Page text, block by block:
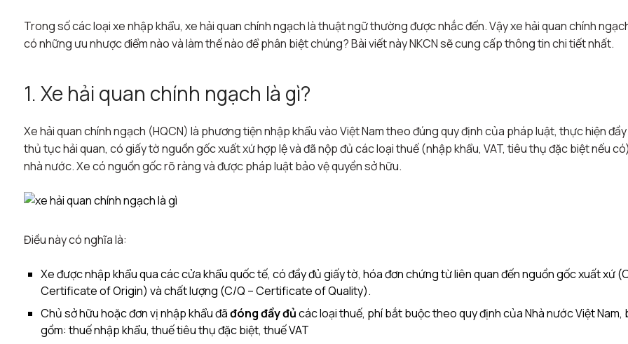
Trong số các loại xe nhập khẩu, xe hải quan chính ngạch là thuật ngữ thường được nhắc đến. Vậy xe hải quan chính
có những ưu nhược điểm nào và làm thế nào để phân biệt chúng? Bài viết này NKCN sẽ cung cấp thông tin chi tiết nhất.
1. Xe hải quan chính ngạch là gì?
Xe hải quan chính ngạch (HQCN) là phương tiện nhập khẩu vào Việt Nam theo đúng quy định của pháp luật, thực hiện
thủ tục hải quan, có giấy tờ nguồn gốc xuất xứ hợp lệ và đã nộp đủ các loại thuế (nhập khẩu, VAT, tiêu thụ đặc biệt nếu
nhà nước. Xe có nguồn gốc rõ ràng và được pháp luật bảo vệ quyền sở hữu.
Điều này có nghĩa là:
Xe được nhập khẩu qua các cửa khẩu quốc tế, có đầy đủ giấy tờ, hóa đơn chứng từ liên quan đến nguồn gốc xuất xứ
Certificate of Origin) và chất lượng (C/Q – Certificate of Quality).
Chủ sở hữu hoặc đơn vị nhập khẩu đãđóng đầy đủcác loại thuế, phí bắt buộc theo quy định của Nhà nước Việt Nam,
gồm: thuế nhập khẩu, thuế tiêu thụ đặc biệt, thuế VAT